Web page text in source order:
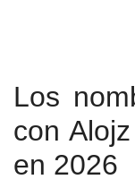
Los
con
en 2026